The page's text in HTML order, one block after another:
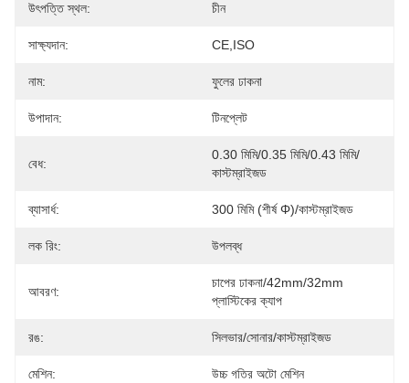
উৎপত্তি স্থল: চীন
সাক্ষ্যদান: CE,ISO
নাম: ফুলের ঢাকনা
উপাদান: টিনপ্লেট
বেধ:
0.30 মিমি/0.35 মিমি/0.43 মিমি/
কাস্টম্রাইজড
ব্যাসার্ধ: 300 মিমি (শীর্ষ Φ)/কাস্টম্রাইজড
লক রিং: উপলব্ধ
আবরণ:
চাপের ঢাকনা/42mm/32mm
প্লাস্টিকের ক্যাপ
রঙ: সিলভার/সোনার/কাস্টম্রাইজড
মেশিন: উচ্চ গতির অটো মেশিন